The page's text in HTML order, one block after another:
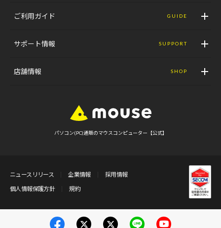
ご利用ガイド GUIDE
サポート情報 SUPPORT
店舗情報 SHOP
パソコン(PC)通販のマウスコンピューター【公式】
ニュースリリース 企業情報
採用情報
個人情報保護方針
規約